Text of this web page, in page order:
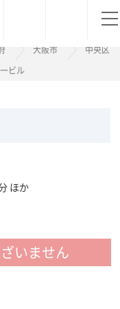
大阪市
中央区
ビル
ほか
いません